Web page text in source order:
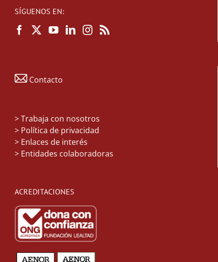
SÍGUENOS EN:
Contacto
>Trabaja con nosotros
> Política de privacidad
> Enlaces de interés
> Entidades colaboradoras
ACREDITACIONES